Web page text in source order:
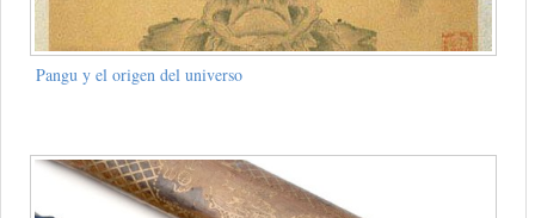
Pangu y el origen del universo